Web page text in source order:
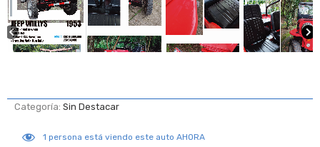
Categoría: Sin Destacar
1 persona está viendo este auto AHORA